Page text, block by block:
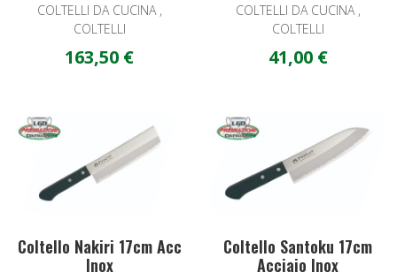
COLTELLI DA CUCINA ,
COLTELLI
163,50 €
COLTELLI DA CUCINA ,
COLTELLI
41,00 €
Add to Wishlist
Coltello Nakiri 17cm Acc
Inox
Coltello Santoku 17cm
Acciaio Inox